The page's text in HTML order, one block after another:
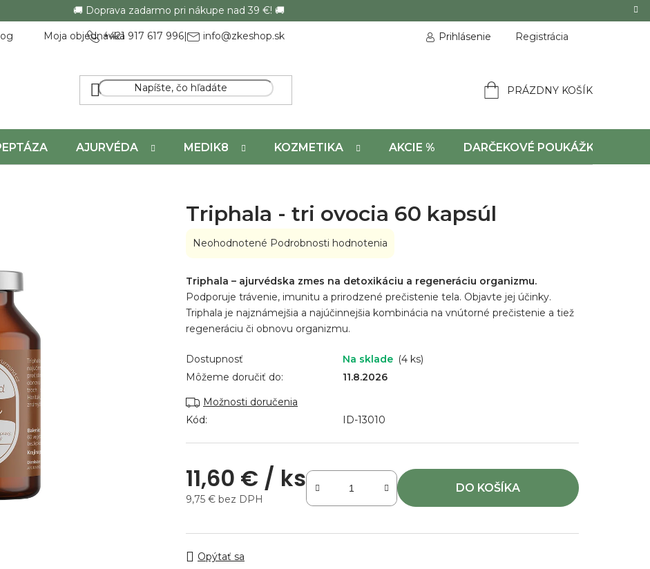
🚚 Doprava zadarmo pri nákupe nad 39 €! 🚚
Moja objednávka Prihlásenie Registrácia
+421 917 617 996| info@zkeshop.sk
KOŠÍK
PRÁZDNY KOŠÍK
AJURVÉDA MEDIK8 KOZMETIKA AKCIE % DARČEKOVÉ POUKÁŽKY
Triphala - tri ovocia 60 kapsúl
Priemerné
0,0
5
hviezdičiek.
Neohodnotené Podrobnosti hodnotenia
Triphala – ajurvédska zmes na detoxikáciu a regeneráciu organizmu.
Podporuje trávenie, imunitu a prirodzené prečistenie tela. Objavte jej účinky.
Triphala je najznámejšia a najúčinnejšia kombinácia na vnútorné prečistenie a tiež
regeneráciu či obnovu organizmu.
Dostupnosť Na sklade (4 ks)
Môžeme doručiť do:
11.8.2026
Možnosti doručenia
Kód:
ID-13010
11,60 € / ks
9,75 € bez DPH
DO KOŠÍKA
Opýtať sa